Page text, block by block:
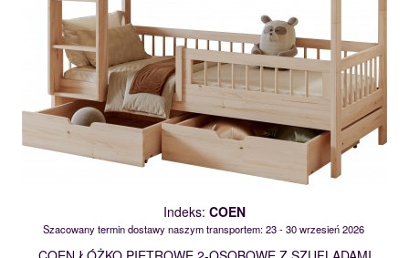
Indeks: COEN
Szacowany termin dostawy naszym transportem: 23 - 30 wrzesień 2026